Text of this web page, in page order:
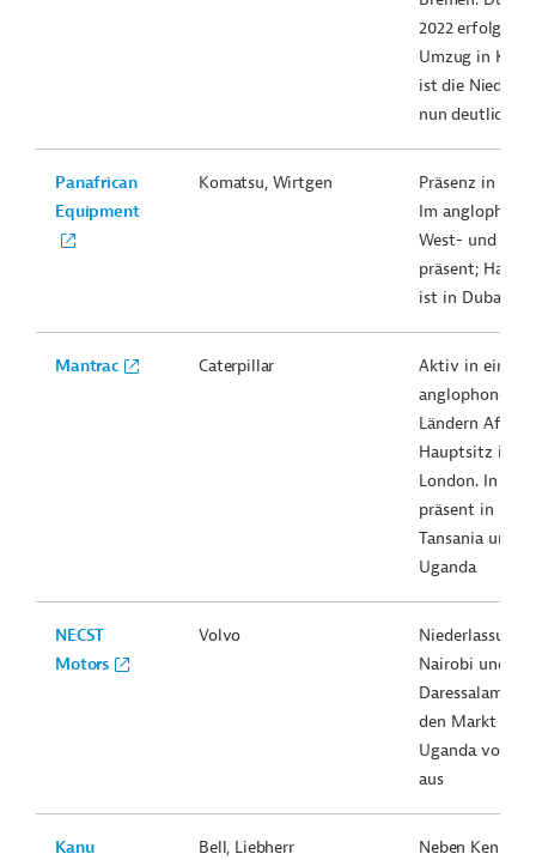
2022 erfolgten
Umzug in
ist die
nun deutlich
Panafrican
Equipment
Komatsu, Wirtgen
Präsenz in
Im
West- und
präsent;
ist in Dubai
Mantrac Caterpillar
Aktiv in
anglophonen
Ländern
Hauptsitz ist
London. In
präsent in
Tansania und
Uganda
NECST
Motors
Volvo
Nairobi und
Daressalam.
den Markt in
Uganda von
aus
Kanu
Bell, Liebherr
Neben Kenia